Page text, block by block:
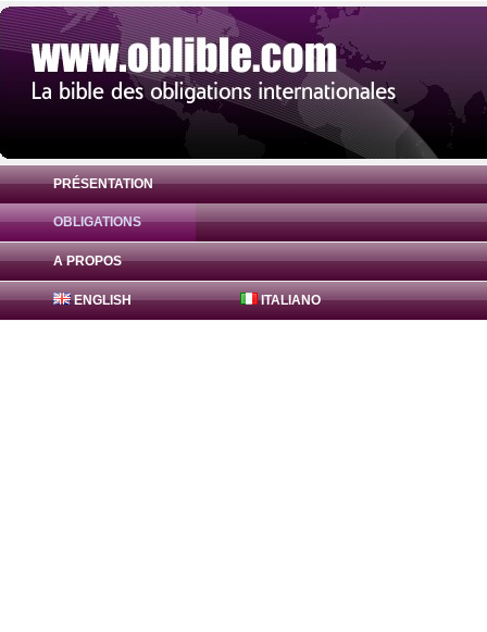
PRÉSENTATION
OBLIGATIONS
A PROPOS
ENGLISH ITALIANO
Obligation Bajaj Finance Obligations